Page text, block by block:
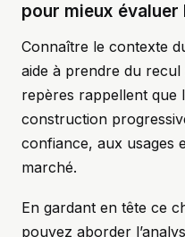
pour mieux évaluer
Connaître le contexte
aide à prendre du recul
repères rappellent que
construction
confiance, aux usages
marché.
En gardant en tête ce
pouvez aborder